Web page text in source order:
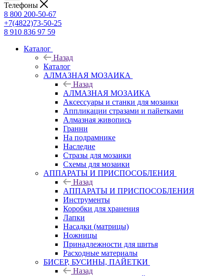
Телефоны
8 800 200-50-67
+7(4822)73-50-25
8 910 836 97 59
Каталог
Назад
Каталог
АЛМАЗНАЯ МОЗАИКА
Назад
АЛМАЗНАЯ МОЗАИКА
Аксессуары и станки для мозаики
Аппликации стразами и пайетками
Алмазная живопись
Гранни
На подрамнике
Наследие
Стразы для мозаики
Схемы для мозаики
АППАРАТЫ И ПРИСПОСОБЛЕНИЯ
Назад
АППАРАТЫ И ПРИСПОСОБЛЕНИЯ
Инструменты
Коробки для хранения
Лапки
Насадки (матрицы)
Ножницы
Принадлежности для шитья
Расходные материалы
БИСЕР, БУСИНЫ, ПАЙЕТКИ
Назад